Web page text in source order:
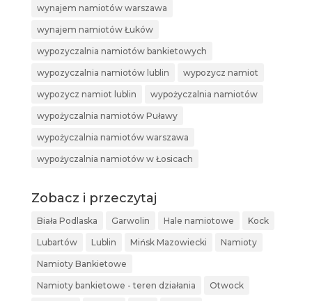
wynajem namiotów warszawa
wynajem namiotów Łuków
wypozyczalnia namiotów bankietowych
wypozyczalnia namiotów lublin wypozycz namiot
wypozycz namiot lublin wypożyczalnia namiotów
wypożyczalnia namiotów Puławy
wypożyczalnia namiotów warszawa
wypożyczalnia namiotów w Łosicach
Zobacz i przeczytaj
Biała Podlaska Garwolin Hale namiotowe Kock
Lubartów Lublin Mińsk Mazowiecki Namioty
Namioty Bankietowe
Namioty bankietowe - teren działania Otwock